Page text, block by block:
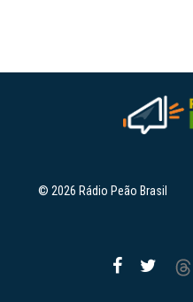
© 2026 Rádio Peão Brasil